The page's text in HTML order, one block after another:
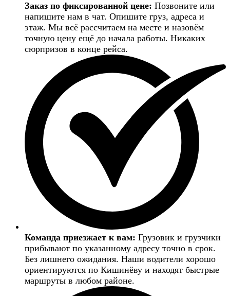
Заказ по фиксированной цене: Позвоните или
напишите нам в чат. Опишите груз, адреса и
этаж. Мы всё рассчитаем на месте и назовём
точную цену ещё до начала работы. Никаких
сюрпризов в конце рейса.
Команда приезжает к вам: Грузовик и грузчики
прибывают по указанному адресу точно в срок.
Без лишнего ожидания. Наши водители хорошо
ориентируются по Кишинёву и находят быстрые
маршруты в любом районе.